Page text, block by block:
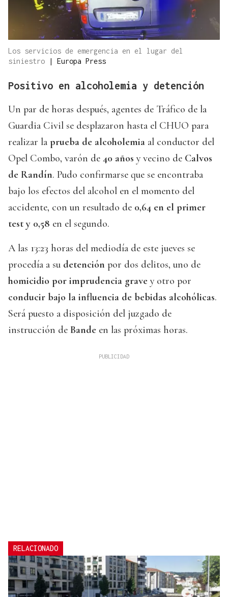
Los servicios de emergencia en el lugar del
siniestro
| Europa Press
Positivo en alcoholemia y detención
Un par de horas después, agentes de Tráfico de la
Guardia Civil se desplazaron hasta el CHUO para
realizar la prueba de alcoholemia al conductor del
Opel Combo, varón de 40 años y vecino de Calvos
de Randín. Pudo confirmarse que se encontraba
bajo los efectos del alcohol en el momento del
accidente, con un resultado de 0,64 en el primer
test y 0,58 en el segundo.
A las 13:23 horas del mediodía de este jueves se
procedía a su detención por dos delitos, uno de
homicidio por imprudencia grave y otro por
conducir bajo la influencia de bebidas alcohólicas.
Será puesto a disposición del juzgado de
instrucción de Bande en las próximas horas.
RELACIONADO